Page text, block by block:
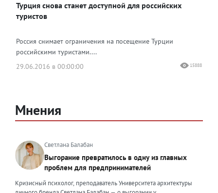
Турция снова станет доступной для российских
туристов
Россия снимает ограничения на посещение Турции
российскими туристами....
29.06.2016 в 00:00:00
15888
Мнения
Светлана Балабан
Выгорание превратилось в одну из главных
проблем для предпринимателей
Кризисный психолог, преподаватель Университета архитектуры